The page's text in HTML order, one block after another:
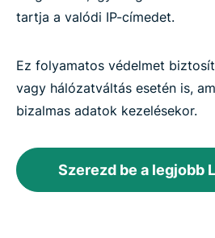
tartja a valódi IP-címedet.
Ez folyamatos védelmet
vagy hálózatváltás esetén is,
bizalmas adatok kezelésekor.
Szerezd be a legjobb